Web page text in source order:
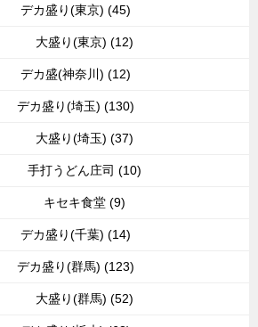
デカ盛り(東京) (45)
大盛り(東京) (12)
デカ盛(神奈川) (12)
デカ盛り(埼玉) (130)
大盛り(埼玉) (37)
手打うどん庄司 (10)
キセキ食堂 (9)
デカ盛り(千葉) (14)
デカ盛り(群馬) (123)
大盛り(群馬) (52)